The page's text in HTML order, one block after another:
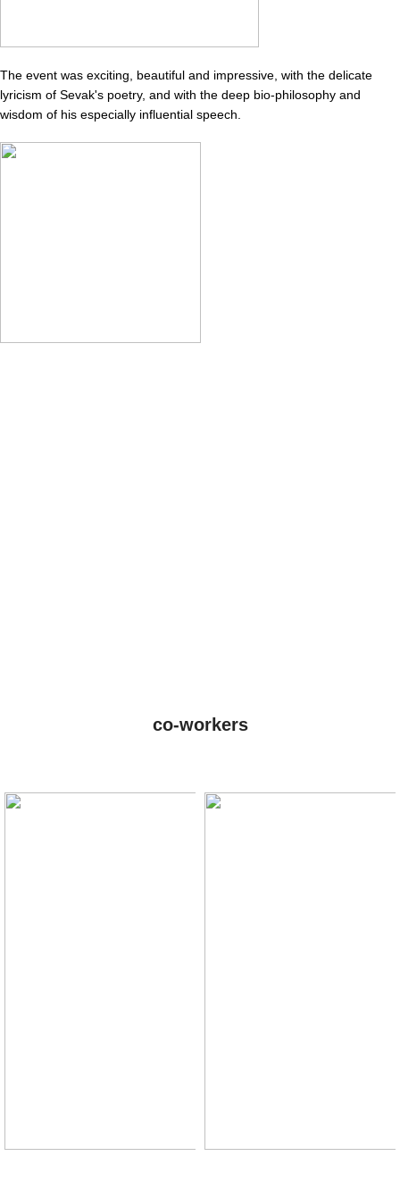
The event was exciting, beautiful and impressive, with the delicate
lyricism of Sevak's poetry, and with the deep bio-philosophy and
wisdom of his especially influential speech.
co-workers